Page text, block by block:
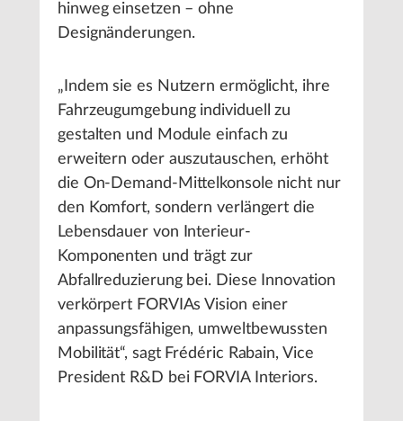
hinweg einsetzen – ohne
Designänderungen.
„Indem sie es Nutzern ermöglicht, ihre
Fahrzeugumgebung individuell zu
gestalten und Module einfach zu
erweitern oder auszutauschen, erhöht
die On-Demand-Mittelkonsole nicht nur
den Komfort, sondern verlängert die
Lebensdauer von Interieur-
Komponenten und trägt zur
Abfallreduzierung bei. Diese Innovation
verkörpert FORVIAs Vision einer
anpassungsfähigen, umweltbewussten
Mobilität“, sagt Frédéric Rabain, Vice
President R&D bei FORVIA Interiors.